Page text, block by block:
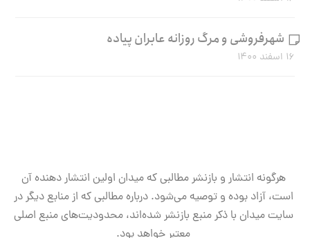
شهرفروشی و مرگ روزانه عابران پیاده
۱۶ اسفند ۱۴۰۰
هرگونه انتشار و بازنشر مطالبی که میدان اولین انتشار دهنده آن
است، آزاد بوده و توصیه می‌شود. درباره مطالبی که از منابع دیگر در
سایت میدان با ذکر منبع بازنشر شده‌اند، محدودیت‌های منبع اصلی